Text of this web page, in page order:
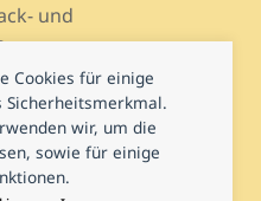
Cookies für einige
Sicherheitsmerkmal.
wir, um die
sowie für einige
und
– Lehrportale
Lern-Forschung
Regional- und